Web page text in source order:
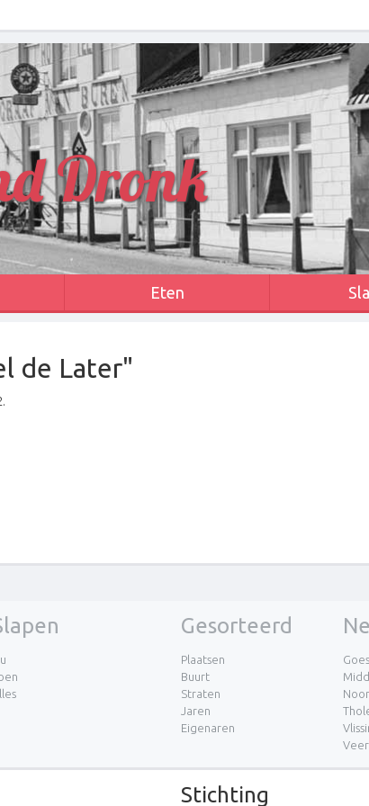
Dronk
Eten
de Later"
Gesorteerd
Plaatsen
Buurt
Straten
Jaren
Eigenaren
Goes
Stichting